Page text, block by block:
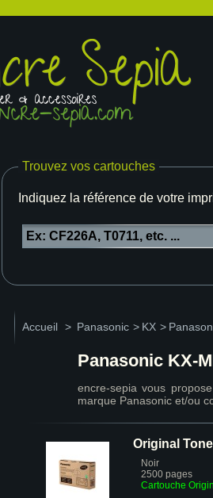
Trouvez vos cartouches
Indiquez la référence de votre
Accueil > Panasonic > KX >
Panasonic KX-
encre-sepia vous
marque Panasonic et/ou
Original
Noir
2500 pages
Cartouche